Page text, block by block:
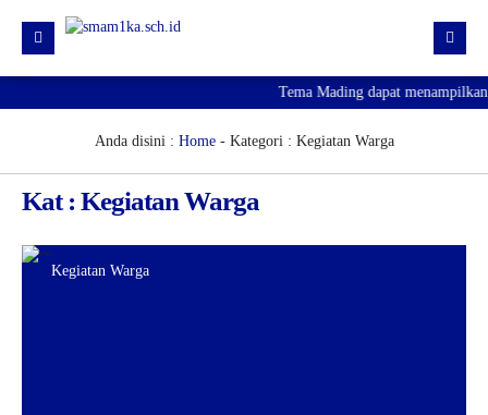
KURIKULUM
SARPRAS
Tema Mading dapat
Anda disini : Home- Kategori : Kegiatan Warga
Kat : Kegiatan Warga
Kegiatan Warga